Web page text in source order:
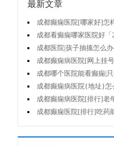
最新文章
成都癫痫医院[哪家好]怎
癫痫可以好?
成都看癫痫哪家医院好「
度公布」癫痫病人的饮食禁
成都医院|孩子抽搐怎么
得癫痫后能出门吗?
成都癫痫病医院[网上挂
对孩子的伤害有什么?
成都哪个医院能看癫痫|
搐就是癫痫病吗?
成都癫痫病医院{地址}怎
有效治癫痫?
成都癫痫病医院[排行]老
增多的原因是什么?
成都癫痫医院[排行]吃药
好癫痫吗?